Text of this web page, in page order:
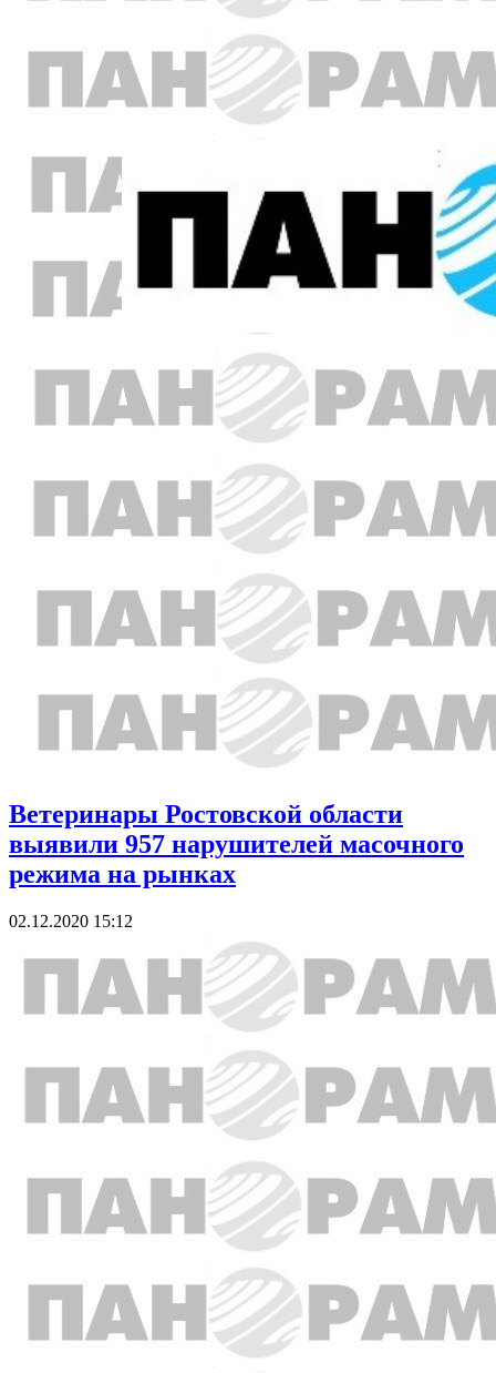
Ветеринары Ростовской области
выявили 957 нарушителей масочного
режима на рынках
02.12.2020 15:12